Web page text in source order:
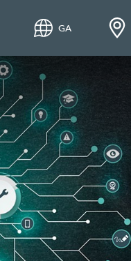
GA